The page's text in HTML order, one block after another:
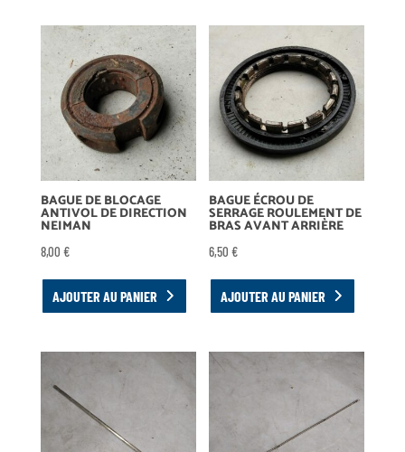
BAGUE DE BLOCAGE
ANTIVOL DE DIRECTION
NEIMAN
8,00 €
AJOUTER AU PANIER
BAGUE ÉCROU DE
SERRAGE ROULEMENT DE
BRAS AVANT ARRIÈRE
6,50€
AJOUTER AU PANIER